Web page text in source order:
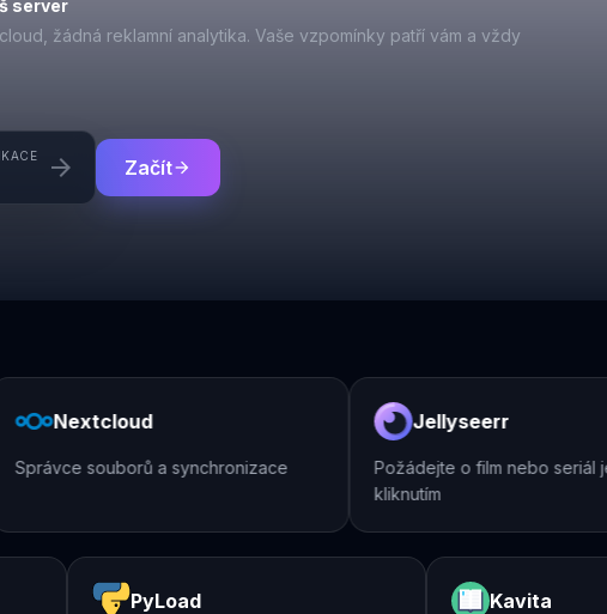
server
žádná reklamní analytika. Vaše vzpomínky patří vám a vždy
arrow_forward Začítarrow_forward
Nextcloud
Správce souborů a synchronizace
Jellyseerr
Požádejte o film nebo seriál
kliknutím
PyLoad Kavita